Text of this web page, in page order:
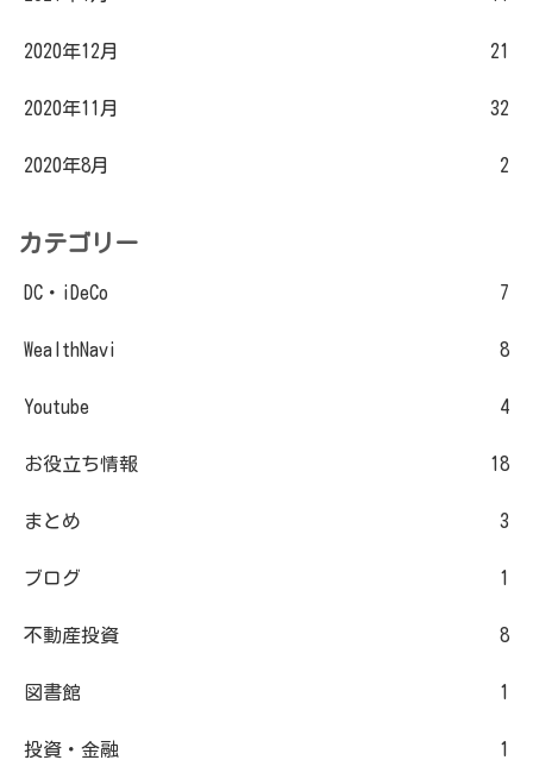
2020年12月 21
2020年11月 32
2020年8月 2
カテゴリー
DC・iDeCo 7
WealthNavi 8
Youtube 4
お役立ち情報 18
まとめ 3
ブログ 1
不動産投資 8
図書館 1
投資・金融 1